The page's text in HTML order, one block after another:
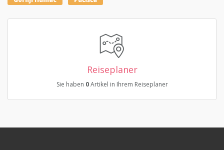
Reiseplaner
Sie haben 0Artikel in Ihrem Reiseplaner